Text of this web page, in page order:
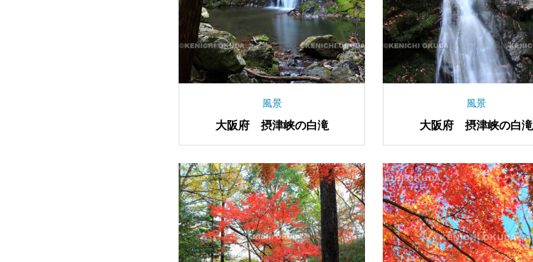
風景
大阪府 摂津峡の白滝
風景
大阪府 摂津峡の白滝